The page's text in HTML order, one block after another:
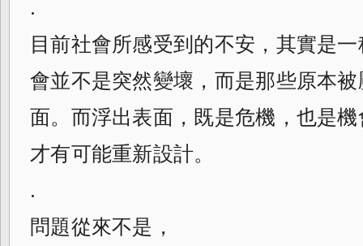
.
目前社會所感受到的不安，其實是
會並不是突然變壞，而是那些原本
面。而浮出表面，既是危機，也是
才有可能重新設計。
.
問題從來不是，